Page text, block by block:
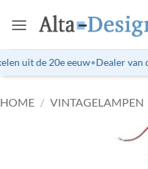
naar
uit de 20e eeuw•Dealer van
HOME / VINTAGELAMPEN